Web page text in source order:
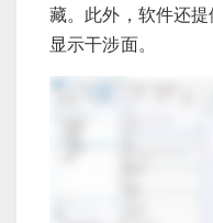
藏。此外，软件还
显示干涉面。